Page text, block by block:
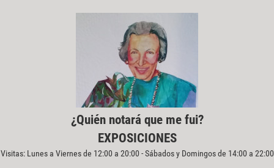
¿Quién notará que me fui?
EXPOSICIONES
Visitas: Lunes a Viernes de 12:00 a 20:00 - Sábados y Domingos de 14:00 a 22:00